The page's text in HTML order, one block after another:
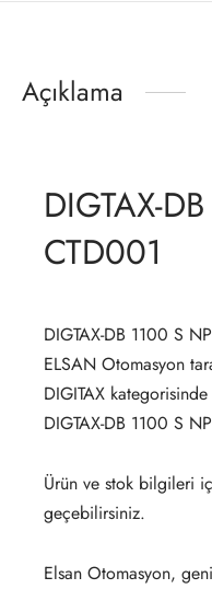
Açıklama
DIGTAX-
CTD001
DIGTAX-DB 1100 S
ELSAN Otomasyon
DIGITAX
DIGTAX-DB 1100 S
Ürün ve stok bilgileri
geçebilirsiniz.
Elsan Otomasyon,